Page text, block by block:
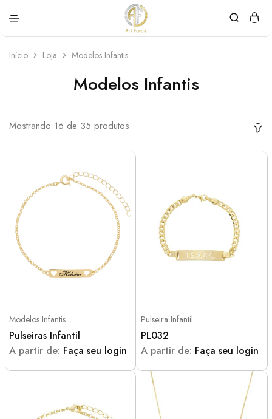
Force
personalizadas
Início Loja Modelos Infantis
Modelos Infantis
Mostrando 16 de 35 produtos
Modelos Infantis
Pulseiras Infantil
A partir de: Faça seu login
Pulseira Infantil
PL032
A partir de: Faça seu login